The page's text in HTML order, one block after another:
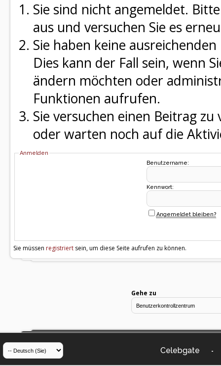
Sie sind nicht angemeldet.
aus und versuchen Sie es
Sie haben keine
Dies kann der Fall sein, wenn
ändern möchten oder
Funktionen aufrufen.
Sie versuchen einen Beitrag
oder warten noch auf die
Anmelden
Benutzername:
Kennwort:
Angemeldet bleiben?
Sie müssen registriert sein, um diese Seite aufrufen zu können.
Gehe zu
Celebgate -